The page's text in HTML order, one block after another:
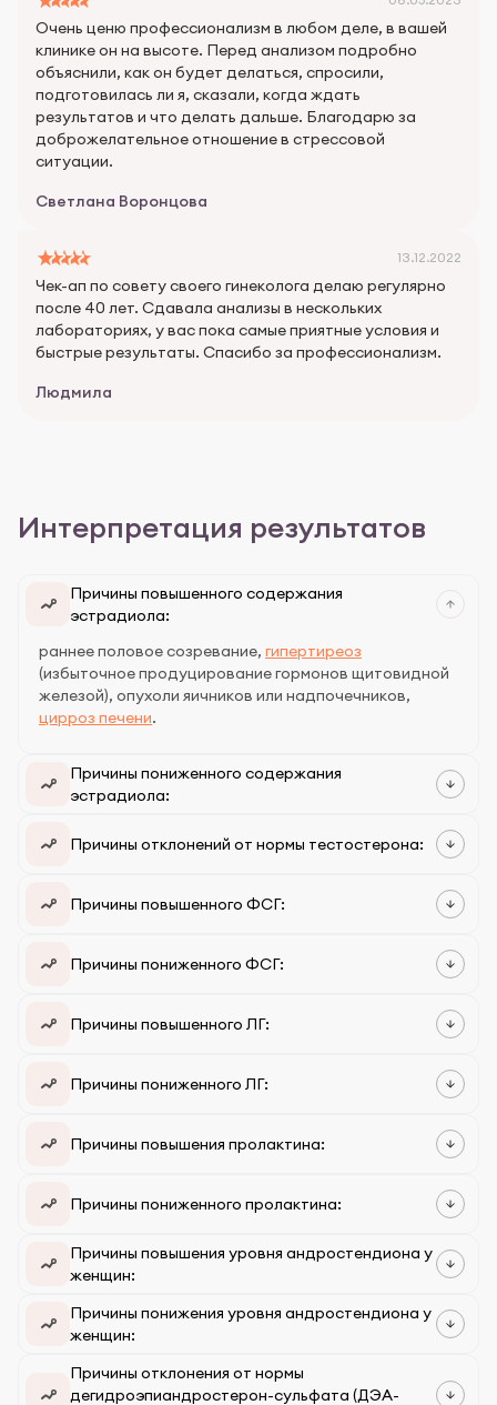
Очень ценю профессионализм в любом деле, в вашей
клинике он на высоте. Перед анализом подробно
объяснили, как он будет делаться, спросили,
подготовилась ли я, сказали, когда ждать
результатов и что делать дальше. Благодарю за
доброжелательное отношение в стрессовой
ситуации.
Светлана Воронцова
13.12.2022
Чек-ап по совету своего гинеколога делаю регулярно
после 40 лет. Сдавала анализы в нескольких
лабораториях, у вас пока самые приятные условия и
быстрые результаты. Спасибо за профессионализм.
Людмила
Интерпретация результатов
Причины повышенного содержания
эстрадиола:
раннее половое созревание, гипертиреоз
(избыточное продуцирование гормонов щитовидной
железой), опухоли яичников или надпочечников,
цирроз печени.
Причины пониженного содержания
эстрадиола:
Причины отклонений от нормы тестостерона:
Причины повышенного ФСГ:
Причины пониженного ФСГ:
Причины повышенного ЛГ:
Причины пониженного ЛГ:
Причины повышения пролактина:
Причины пониженного пролактина:
Причины повышения уровня андростендиона у
женщин:
Причины понижения уровня андростендиона у
женщин:
Причины отклонения от нормы
дегидроэпиандростерон-сульфата (ДЭА-